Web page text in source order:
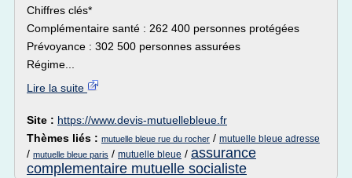
Chiffres clés*
Complémentaire santé : 262 400 personnes protégées
Prévoyance : 302 500 personnes assurées
Régime...
Lire la suite
Site : https://www.devis-mutuellebleue.fr
Thèmes liés : mutuelle bleue rue du rocher / mutuelle bleue adresse
/ mutuelle bleue paris / mutuelle bleue / assurance
complementaire mutuelle socialiste